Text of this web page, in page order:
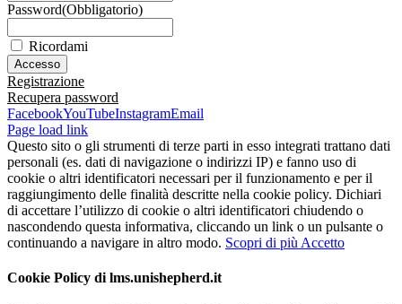
Password(Obbligatorio)
Ricordami
Registrazione
Recupera password
FacebookYouTubeInstagramEmail
Page load link
Questo sito o gli strumenti di terze parti in esso integrati trattano dati
personali (es. dati di navigazione o indirizzi IP) e fanno uso di
cookie o altri identificatori necessari per il funzionamento e per il
raggiungimento delle finalità descritte nella cookie policy. Dichiari
di accettare l’utilizzo di cookie o altri identificatori chiudendo o
nascondendo questa informativa, cliccando un link o un pulsante o
continuando a navigare in altro modo. Scopri di più Accetto
Cookie Policy di lms.unishepherd.it